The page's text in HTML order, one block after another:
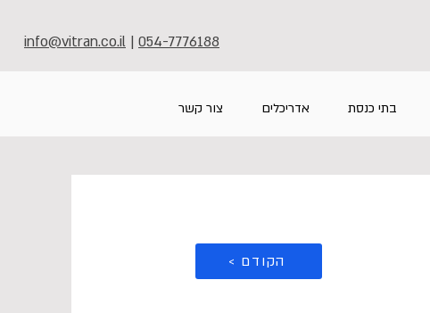
info@vitran.co.il | 054-7776188
בתי כנסת אדריכלים צור קשר
< הקודם